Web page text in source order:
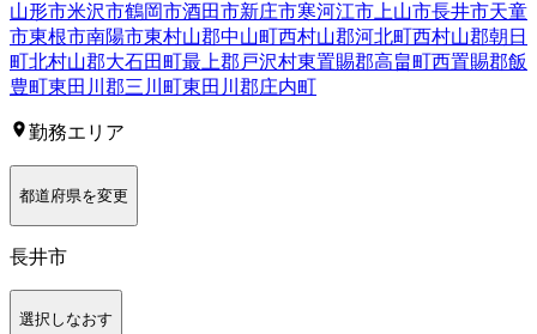
山形市米沢市鶴岡市酒田市新庄市寒河江市 上山市長井市天童
市東根市南陽市東村山郡中山町西村山郡河北町西村山郡朝日
町北村山郡大石田町最上郡戸沢村東置賜郡高畠町西置賜郡飯
豊町東田川郡三川町東田川郡庄内町
勤務エリア
都道府県を変更
長井市
選択しなおす